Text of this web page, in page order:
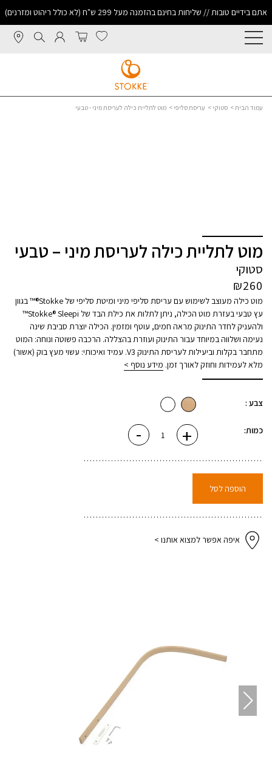
אתם בידיים טובות // שליחות בחינם בהזמנה מעל 299 ש"ח (לא כולל ריהוט ומזרנים)
עמוד הבית> סטוקי > עריסת סליפי > מוט לתליית כילה לעריסת מיני - טבעי
מוט לתליית כילה לעריסת מיני – טבעי
סטוקי
₪260
מוט כילה מעוצב לשימוש עם עריסת סליפי מיני ומיטת סליפי של Stokke®™ בגוון
עץ טבעי בעזרת מוט הכילה, ניתן לתלות את כילת הבד של Stokke® Sleepi™
ולהעניק לחדר התינוק מראה חמים, עוטף ומזמין. הכילה יוצרת סביבת שינה
נעימה ושלווה במיוחד עבור התינוק ועוזרת בהצללה. הרכבה פשוטה ונוחה: המוט
מתחבר בקלות וביעילות לעריסת התינוק V3. עמיד ואיכותי: עשוי מעץ בוק (אשור)
מלא לעמידות וחוזק לאורך זמן. מידע נוסף >
צבע :
כמות: - של
כילה
+
הוספה לסל
איפה אפשר למצוא אותנו >